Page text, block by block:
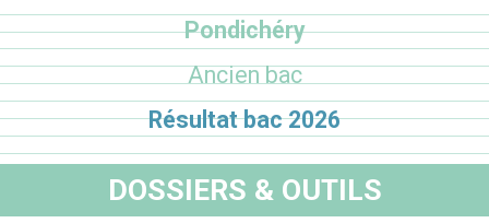
Pondichéry
Ancien bac
Résultat bac 2026
DOSSIERS & OUTILS